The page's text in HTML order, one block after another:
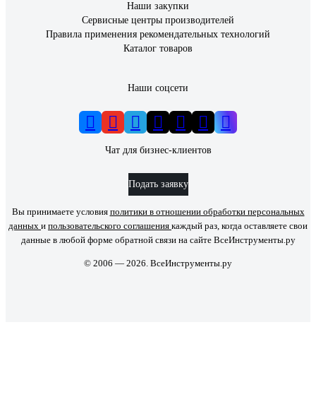
Наши закупки
Сервисные центры производителей
Правила применения рекомендательных технологий
Каталог товаров
Наши соцсети
Чат для бизнес-клиентов
Подать заявку
Вы принимаете условия политики в отношении обработки персональных
данных и пользовательского соглашения каждый раз, когда оставляете свои
данные в любой форме обратной связи на сайте ВсеИнструменты.ру
© 2006 — 2026. ВсеИнструменты.ру